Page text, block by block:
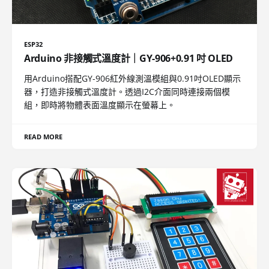
ESP32
Arduino 非接觸式溫度計｜GY-906+0.91 吋 OLED
用Arduino搭配GY-906紅外線測溫模組與0.91吋OLED顯示
器，打造非接觸式溫度計。透過I2C介面同時連接兩個模
組，即時將物體表面溫度顯示在螢幕上。
READ MORE